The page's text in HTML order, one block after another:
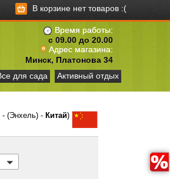
В корзине нет товаров :(
Время работы:
с 09.00 до 20.00
Адрес магазина:
Минск, Платонова 34
для сада Активный отдых
- (Энхель) - Китай)